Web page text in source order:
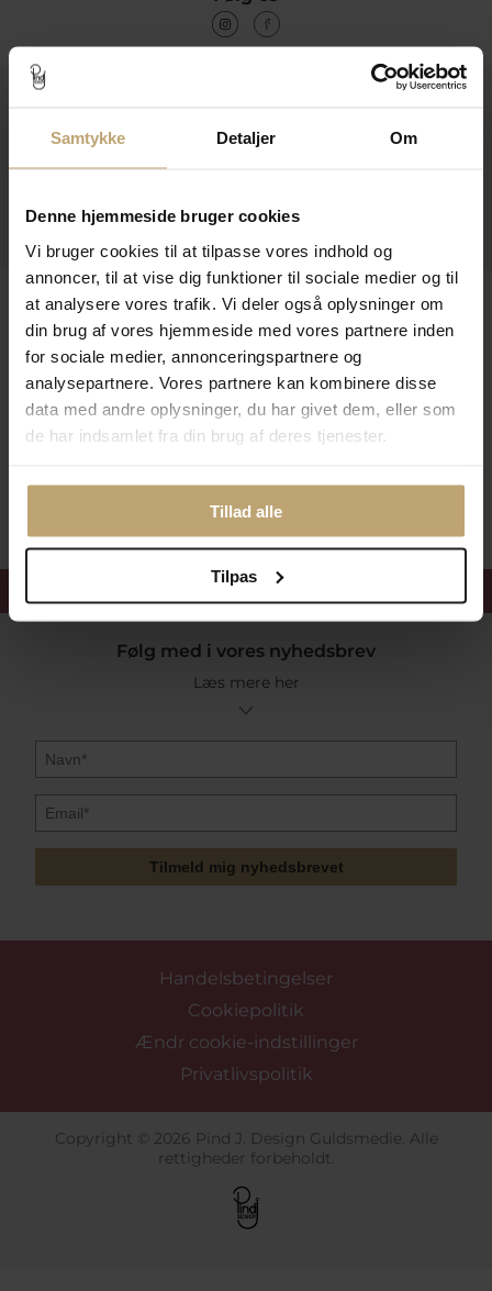
Samtykke Detaljer Om
Denne hjemmeside bruger cookies
Vi bruger cookies til at tilpasse vores indhold og
annoncer, til at vise dig funktioner til sociale medier og til
at analysere vores trafik. Vi deler også oplysninger om
din brug af vores hjemmeside med vores partnere inden
for sociale medier, annonceringspartnere og
analysepartnere. Vores partnere kan kombinere disse
data med andre oplysninger, du har givet dem, eller som
de har indsamlet fra din brug af deres tjenester.
Tillad alle
Tilpas
Åbningstider I Butikken
Praktiske Sider
Leveringsmuligheder
Betalingsmuligheder
Sikker Og Tryg E-Handel
velkomstrabat
Følg med i vores nyhedsbrev
Læs mere her
Tilmeld mig nyhedsbrevet
Handelsbetingelser
Cookiepolitik
Ændr cookie-indstillinger
Privatlivspolitik
Copyright © 2026 Pind J. Design Guldsmedie. Alle
rettigheder forbeholdt.